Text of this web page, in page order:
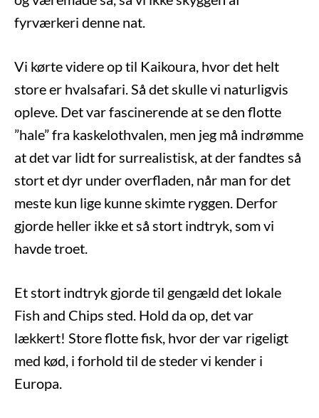
fyrværkeri denne nat.
Vi kørte videre op til Kaikoura, hvor det helt
store er hvalsafari. Så det skulle vi naturligvis
opleve. Det var fascinerende at se den flotte
”hale” fra kaskelothvalen, men jeg må indrømme
at det var lidt for surrealistisk, at der fandtes så
stort et dyr under overfladen, når man for det
meste kun lige kunne skimte ryggen. Derfor
gjorde heller ikke et så stort indtryk, som vi
havde troet.
Et stort indtryk gjorde til gengæld det lokale
Fish and Chips sted. Hold da op, det var
lækkert! Store flotte fisk, hvor der var rigeligt
med kød, i forhold til de steder vi kender i
Europa.